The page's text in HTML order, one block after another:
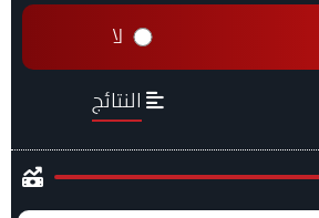
لا
النتائج